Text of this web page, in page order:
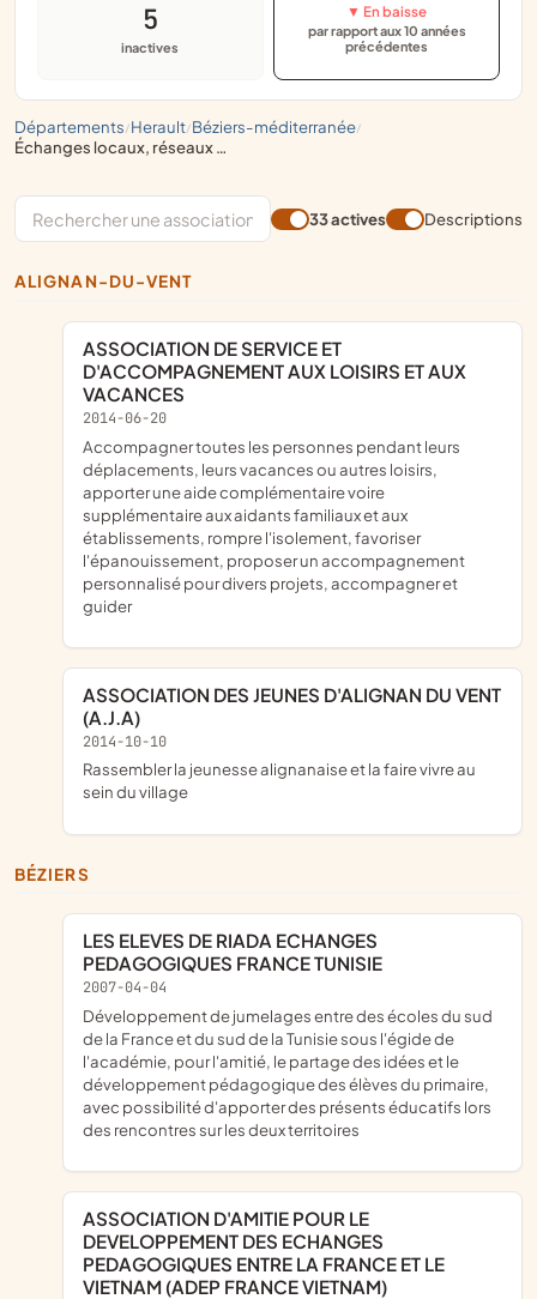
départements/ herault/ béziers-méditerranée/
échanges locaux, réseaux d'échanges
5
inactives
▼ En baisse
par rapport aux 10 années
précédentes
33 actives Descriptions
ALIGNAN-DU-VENT
ASSOCIATION DE SERVICE ET
D'ACCOMPAGNEMENT AUX LOISIRS ET AUX
VACANCES
2014-06-20
accompagner toutes les personnes pendant leurs
déplacements, leurs vacances ou autres loisirs,
apporter une aide complémentaire voire
supplémentaire aux aidants familiaux et aux
établissements, rompre l'isolement, favoriser
l'épanouissement, proposer un accompagnement
personnalisé pour divers projets, accompagner et
guider
ASSOCIATION DES JEUNES D'ALIGNAN DU VENT
(A.J.A)
2014-10-10
rassembler la jeunesse alignanaise et la faire vivre au
sein du village
BÉZIERS
LES ELEVES DE RIADA ECHANGES
PEDAGOGIQUES FRANCE TUNISIE
2007-04-04
Développement de jumelages entre des écoles du sud
de la France et du sud de la Tunisie sous l'égide de
l'académie, pour l'amitié, le partage des idées et le
développement pédagogique des élèves du primaire,
avec possibilité d'apporter des présents éducatifs lors
des rencontres sur les deux territoires
ASSOCIATION D'AMITIE POUR LE
DEVELOPPEMENT DES ECHANGES
PEDAGOGIQUES ENTRE LA FRANCE ET LE
VIETNAM (ADEP FRANCE VIETNAM)